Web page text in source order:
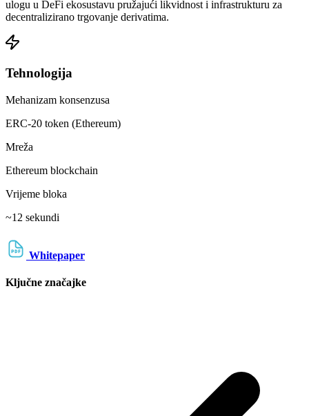
ulogu u DeFi ekosustavu pružajući likvidnost i infrastrukturu za
decentralizirano trgovanje derivatima.
Tehnologija
Mehanizam konsenzusa
ERC-20 token (Ethereum)
Mreža
Ethereum blockchain
Vrijeme bloka
~12 sekundi
Whitepaper
Ključne značajke